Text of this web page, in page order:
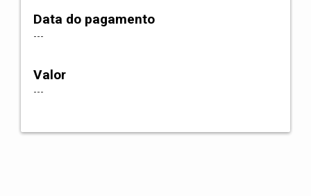
Data do pagamento
---
Valor
---